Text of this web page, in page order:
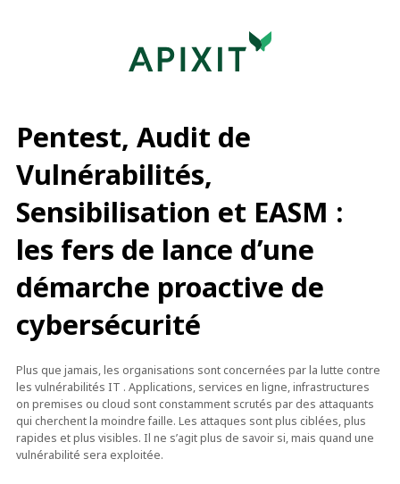
Pentest, Audit de
Vulnérabilités,
Sensibilisation et EASM :
les fers de lance d’une
démarche proactive de
cybersécurité
Plus que jamais, les organisations sont concernées par la lutte contre
les vulnérabilités IT . Applications, services en ligne, infrastructures
on premises ou cloud sont constamment scrutés par des attaquants
qui cherchent la moindre faille. Les attaques sont plus ciblées, plus
rapides et plus visibles. Il ne s’agit plus de savoir si, mais quand une
vulnérabilité sera exploitée.